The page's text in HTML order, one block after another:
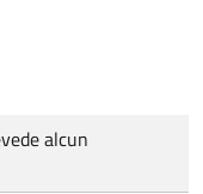
alcun